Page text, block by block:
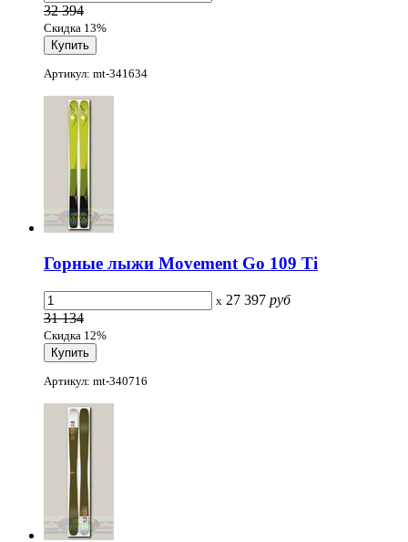
32 394
Скидка 13%
Артикул: mt-341634
Горные лыжи Movement Go 109 Ti
x 27 397 руб
31 134
Скидка 12%
Артикул: mt-340716